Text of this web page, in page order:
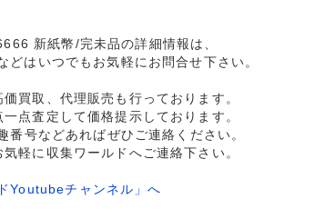
新紙幣/完未品の詳細情報は、
はいつでもお気軽にお問合せ下さい。
買取、代理販売も行っております。
点査定して価格提示しております。
号などあればぜひご連絡ください。
軽に収集ワールドへご連絡下さい。
Youtubeチャンネル」へ